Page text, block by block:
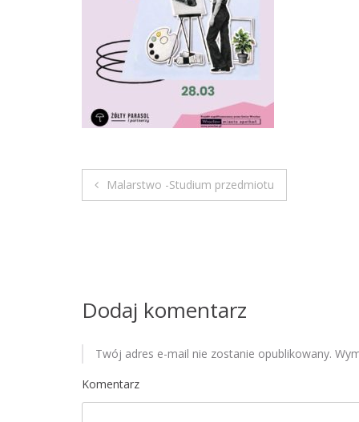
N
i
g
a
c
Malarstwo -Studium przedmiotu
Dodaj komentarz
Twój adres e-mail nie zostanie opublikowany.
Komentarz